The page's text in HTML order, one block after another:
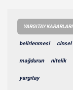
YARGITAY KARARLARI
belirlenmesi cinsel
mağdurun nitelik
yargıtay